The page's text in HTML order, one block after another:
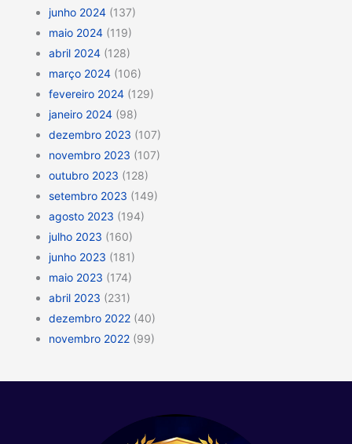
junho 2024 (137)
maio 2024 (119)
abril 2024 (128)
março 2024 (106)
fevereiro 2024 (129)
janeiro 2024 (98)
dezembro 2023 (107)
novembro 2023 (107)
outubro 2023 (128)
setembro 2023 (149)
agosto 2023 (194)
julho 2023 (160)
junho 2023 (181)
maio 2023 (174)
abril 2023 (231)
dezembro 2022 (40)
novembro 2022 (99)